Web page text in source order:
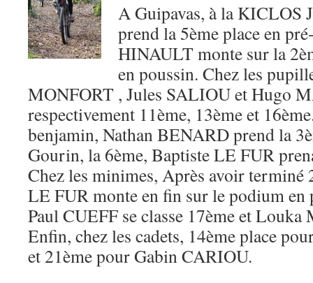
A Guipavas, à la KICLOS
prend la 5ème place en
HINAULT monte sur la
en poussin. Chez les
MONFORT , Jules SALIOU et Hugo
respectivement 11ème, 13ème et
benjamin, Nathan BENARD prend la
Gourin, la 6ème, Baptiste LE FUR
Chez les minimes, Après avoir terminé
LE FUR monte en fin sur le podium en
Paul CUEFF se classe 17ème et
Enfin, chez les cadets, 14ème place
et 21ème pour Gabin CARIOU.